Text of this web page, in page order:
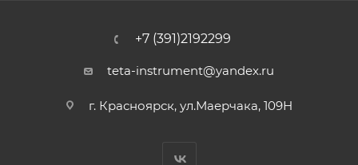
+7 (391)2192299
teta-instrument@yandex.ru
г. Красноярск, ул.Маерчака, 109Н